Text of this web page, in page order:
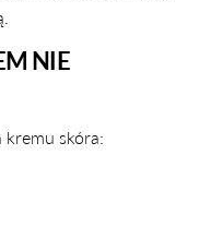
NIE
kremu skóra: